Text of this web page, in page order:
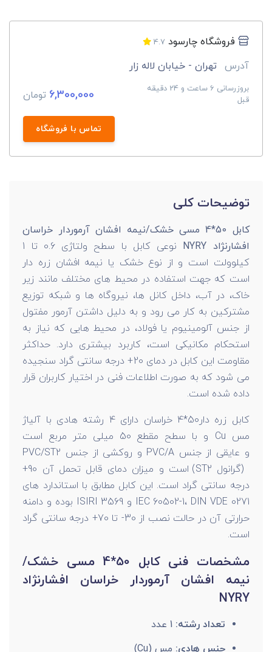
فروشگاه چارسود 4.7
آدرس تهران - خیابان لاله زار
بروزرسانی 6 ساعت و 24 دقیقه
قبل
6,300,000 تومان
تماس با فروشگاه
توضیحات کلی
کابل 50*4 مسی خشک/نیمه افشان آرموردار خراسان
افشارنژاد NYRY
نوعی کابل با سطح ولتاژی 0.6 تا 1
کیلوولت است و از نوع خشک یا نیمه افشان زره دار
است که جهت استفاده در محیط های مختلف مانند زیر
خاک، در آب، داخل کانل ها، نیروگاه ها و شبکه توزیع
مشترکین به کار می رود و به دلیل داشتن آرمور مفتول
از جنس آلومینیوم یا فولاد، در محیط هایی که نیاز به
استحکام مکانیکی است، کاربرد بیشتری دارد. حداکثر
مقاومت این کابل در دمای 20+ درجه سانتی گراد سنجیده
می شود که به صورت اطلاعات فنی در اختیار کاربران قرار
داده شده است.
کابل زره دار50*4 خراسان دارای 4 رشته هادی با آلیاژ
مس Cu و با سطح مقطع 50 میلی متر مربع است
و عایقی از جنس PVC/A و روکشی از جنس PVC/ST2
(گرانول ST2) است و میزان دمای قابل تحمل آن 90+
درجه سانتی گراد است. این کابل مطابق با استاندارد های
IEC 60502-1، DIN VDE 0271 و ISIRI 3569 بوده و دامنه
حرارتی آن در حالت نصب از 30- تا 70+ درجه سانتی گراد
است.
مشخصات فنی کابل 50*4 مسی خشک/
نیمه افشان آرموردار خراسان افشارنژاد
NYRY
تعداد رشته:1 عدد
جنس هادی: مس (Cu)